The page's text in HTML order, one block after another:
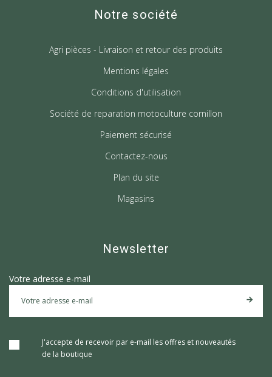
Notre société
Agri pièces - Livraison et retour des produits
Mentions légales
Conditions d'utilisation
Société de reparation motoculture cornillon
Paiement sécurisé
Contactez-nous
Plan du site
Magasins
Newsletter
Votre adresse e-mail
J'accepte de recevoir par e-mail les offres et nouveautés
de la boutique